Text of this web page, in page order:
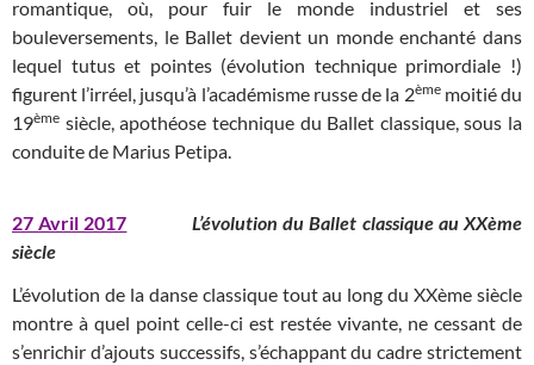
romantique, où, pour fuir le monde industriel et ses
bouleversements, le Ballet devient un monde enchanté dans
lequel tutus et pointes (évolution technique primordiale !)
figurent l’irréel, jusqu’à l’académisme russe de la 2èmemoitié du
19ème siècle, apothéose technique du Ballet classique, sous la
conduite de Marius Petipa.
27 Avril 2017
L’évolution du Ballet classique au XXème
siècle
L’évolution de la danse classique tout au long du XXème siècle
montre à quel point celle-ci est restée vivante, ne cessant de
s’enrichir d’ajouts successifs, s’échappant du cadre strictement